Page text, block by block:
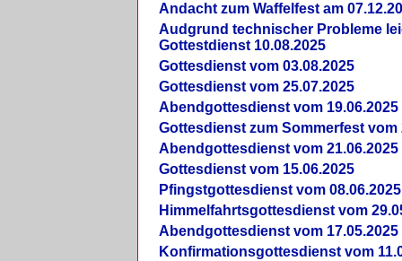
Andacht zum Waffelfest am
Audgrund technischer Probleme
Gottestdienst 10.08.2025
Gottesdienst vom 03.08.2025
Gottesdienst vom 25.07.2025
Abendgottesdienst vom 19.06.2025
Gottesdienst zum Sommerfest vom
Abendgottesdienst vom 21.06.2025
Gottesdienst vom 15.06.2025
Pfingstgottesdienst vom 08.06.2025
Himmelfahrtsgottesdienst vom
Abendgottesdienst vom 17.05.2025
Konfirmationsgottesdienst vom